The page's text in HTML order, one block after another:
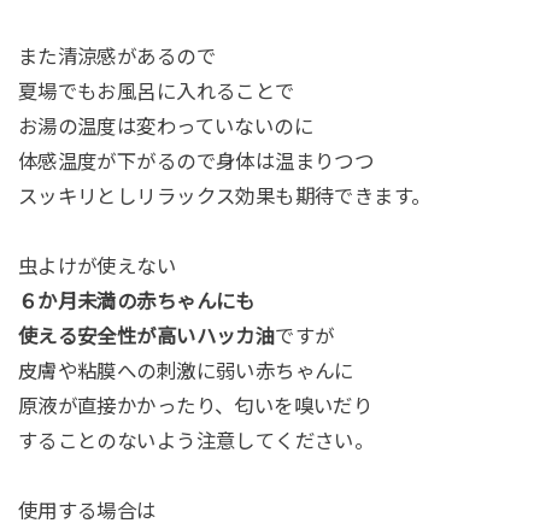
また清涼感があるので
夏場でもお風呂に入れることで
お湯の温度は変わっていないのに
体感温度が下がるので身体は温まりつつ
スッキリとしリラックス効果も期待できます。
虫よけが使えない
６か月未満の赤ちゃんにも
使える安全性が高いハッカ油ですが
皮膚や粘膜への刺激に弱い赤ちゃんに
原液が直接かかったり、匂いを嗅いだり
することのないよう注意してください。
使用する場合は